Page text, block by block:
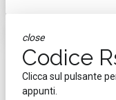
close
Codice
Clicca sul pulsante
appunti.